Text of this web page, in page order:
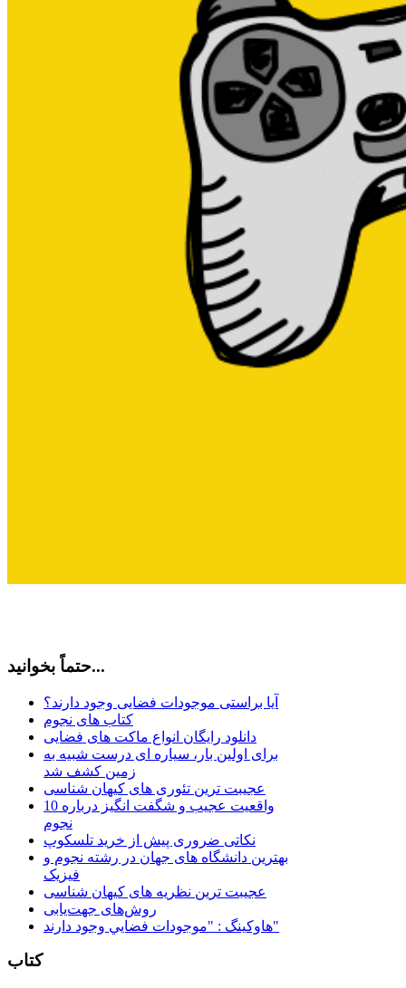
حتماً بخوانید...
آیا براستی موجودات فضایی وجود دارند؟
کتاب های نجوم
دانلود رایگان انواع ماکت های فضایی
برای اولین بار، سیاره ای درست شبیه به
زمین کشف شد
عجیبت ترین تئوری های کیهان شناسی
10 واقعیت عجیب و شگفت انگیز درباره
نجوم
نکاتی ضروری پیش از خرید تلسکوپ
بهترین دانشگاه های جهان در رشته نجوم و
فیزیک
عجیبت ترین نظریه های کیهان شناسی
روش‌های جهت‌یابی
هاوكينگ : "موجودات فضايي وجود دارند"
کتاب